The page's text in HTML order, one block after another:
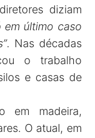
diziam
em último caso
. Nas décadas
o trabalho
e casas de
em madeira,
O atual, em